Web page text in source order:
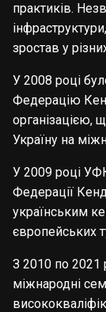
практиків.
зростав у
У 2008 році
Федерацію
організацією,
Україну на
У 2009 році
Федерації
українським
європейських
З 2010 по 2021
міжнародні